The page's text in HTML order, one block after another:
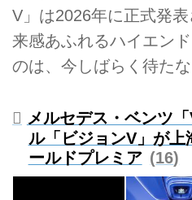
V」は2026年に正式発
来感あふれるハイエン
のは、今しばらく待たな
メルセデス・ベンツ
ル「ビジョンV」が上
ールドプレミア
16